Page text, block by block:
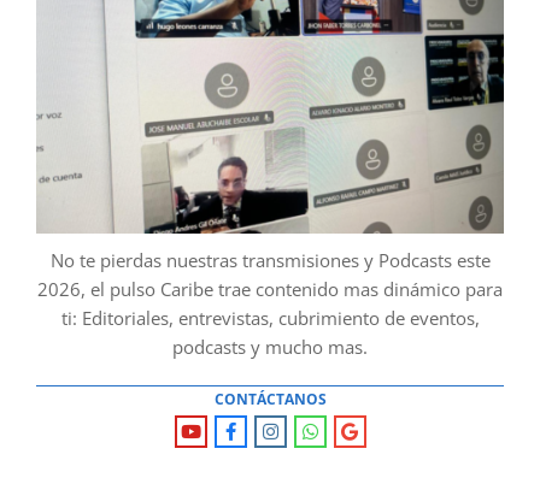
No te pierdas nuestras transmisiones y Podcasts este
2026, el pulso Caribe trae contenido mas dinámico para
ti: Editoriales, entrevistas, cubrimiento de eventos,
podcasts y mucho mas.
CONTÁCTANOS